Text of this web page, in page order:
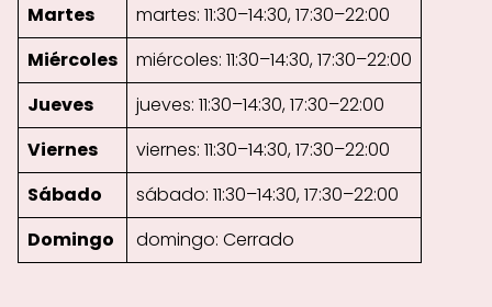
Martes
martes: 11:30–14:30, 17:30–22:00
Miércoles
miércoles: 11:30–14:30, 17:30–22:00
Jueves
jueves: 11:30–14:30, 17:30–22:00
Viernes
viernes: 11:30–14:30, 17:30–22:00
Sábado
sábado: 11:30–14:30, 17:30–22:00
Domingo
domingo: Cerrado